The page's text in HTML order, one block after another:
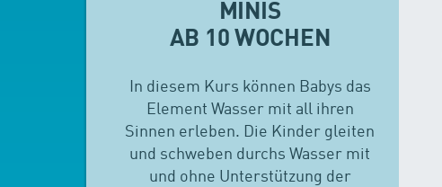
MINIS
AB 10 WOCHEN
In diesem Kurs können Babys das
Element Wasser mit all ihren
Sinnen erleben. Die Kinder gleiten
und schweben durchs Wasser mit
und ohne Unterstützung der